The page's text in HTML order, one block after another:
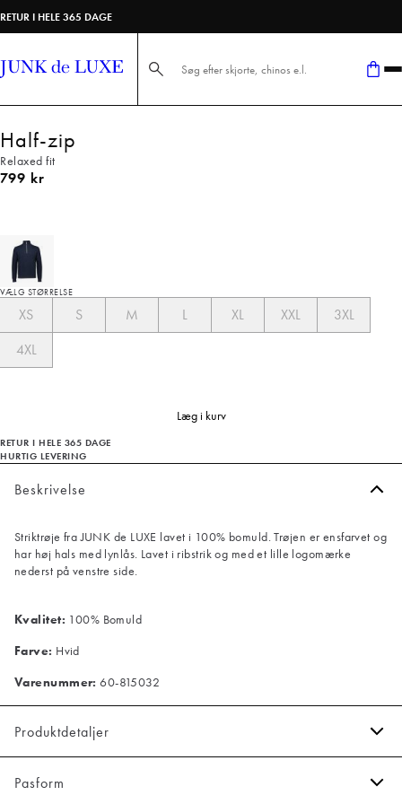
RETUR I HELE 365 DAGE
Søg her...
Half-zip
Relaxed fit
I alt (inkl. rabat)
799 kr
VÆLG STØRRELSE
XS S M L XL XXL
3XL
4XL
Læg i kurv
RETUR I HELE 365 DAGE
HURTIG LEVERING
Beskrivelse
Striktrøje fra JUNK de LUXE lavet i 100% bomuld. Trøjen er ensfarvet og
har høj hals med lynlås. Lavet i ribstrik og med et lille logomærke
nederst på venstre side.
Kvalitet: 100% Bomuld
Farve: Hvid
Varenummer: 60-815032
Produktdetaljer
Trøjen er lavet i ribstrik.
Pasform